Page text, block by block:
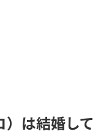
は結婚して